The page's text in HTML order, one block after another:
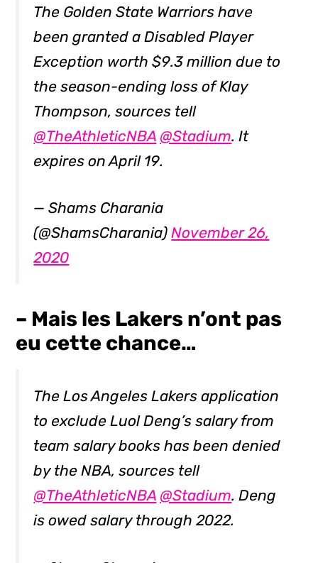
The Golden State Warriors have
been granted a Disabled Player
Exception worth $9.3 million due to
the season-ending loss of Klay
Thompson, sources tell
@TheAthleticNBA @Stadium. It
expires on April 19.
— Shams Charania
(@ShamsCharania)November 26,
2020
– Mais les Lakers n’ont pas
eu cette chance…
The Los Angeles Lakers application
to exclude Luol Deng’s salary from
team salary books has been denied
by the NBA, sources tell
@TheAthleticNBA @Stadium. Deng
is owed salary through 2022.